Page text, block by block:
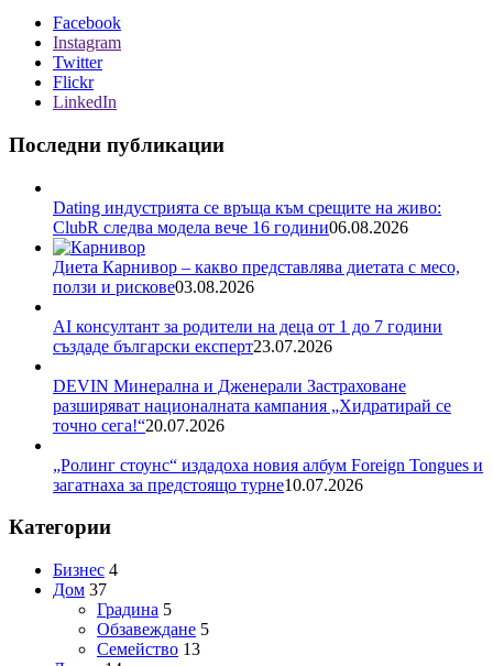
Facebook
Instagram
Twitter
Flickr
LinkedIn
Последни публикации
Dating индустрията се връща към срещите на живо:
ClubR следва модела вече 16 години06.08.2026
Диета Карнивор – какво представлява диетата с месо,
ползи и рискове03.08.2026
AI консултант за родители на деца от 1 до 7 години
създаде български експерт23.07.2026
DEVIN Минерална и Дженерали Застраховане
разширяват националната кампания „Хидратирай се
точно сега!“20.07.2026
„Ролинг стоунс“ издадоха новия албум Foreign Tongues и
загатнаха за предстоящо турне10.07.2026
Категории
Бизнес 4
Дом 37
Градина 5
Обзавеждане 5
Семейство 13